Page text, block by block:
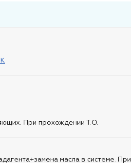
При прохождении Т.О.
масла в системе.